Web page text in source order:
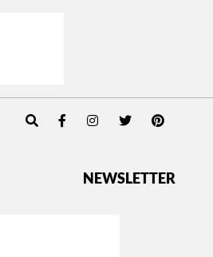
NEWSLETTER